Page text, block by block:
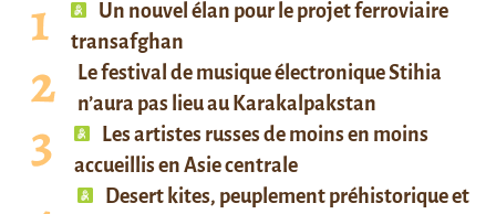
Un nouvel élan pour le projet ferroviaire
transafghan
Le festival de musique électronique Stihia
n’aura pas lieu au Karakalpakstan
Les artistes russes de moins en moins
accueillis en Asie centrale
Desert kites, peuplement préhistorique et